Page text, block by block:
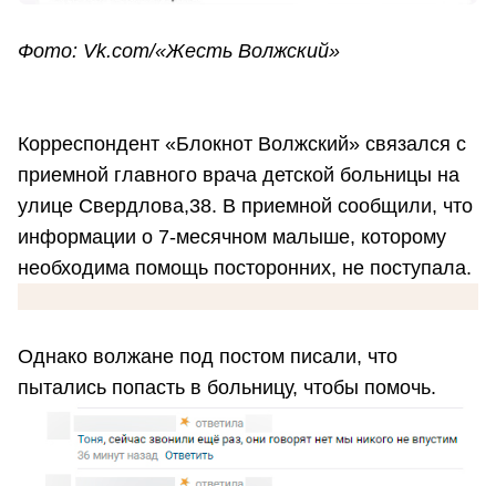
Фото: Vk.com/«Жесть Волжский»
Корреспондент «Блокнот Волжский» связался с
приемной главного врача детской больницы на
улице Свердлова,38. В приемной сообщили, что
информации о 7-месячном малыше, которому
необходима помощь посторонних, не поступала.
Однако волжане под постом писали, что
пытались попасть в больницу, чтобы помочь.